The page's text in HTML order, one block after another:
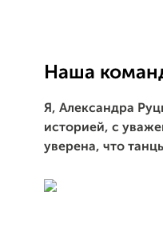
Наша
Я, Александра
историей, с
уверена, что